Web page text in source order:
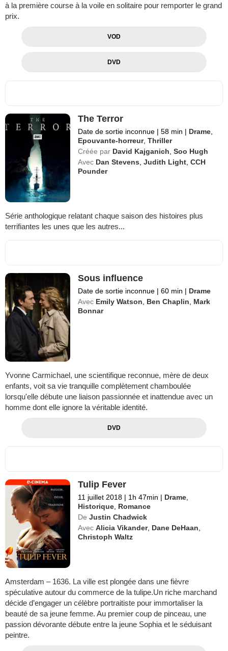
à la première course à la voile en solitaire pour remporter le grand
prix.
VOD
DVD
The Terror
Date de sortie inconnue | 58 min | Drame
Epouvante-horreur,Thriller
Créée par David Kajganich ,Soo Hugh
Avec Dan Stevens ,Judith Light ,CCH
Pounder
Série anthologique relatant chaque saison des histoires plus
terrifiantes les unes que les autres...
Sous influence
Date de sortie inconnue | 60 min | Drame
Avec Emily Watson Ben Chaplin
Mark
Bonnar
Yvonne Carmichael, une scientifique reconnue, mère de deux
enfants, voit sa vie tranquille complètement chamboulée
lorsqu'elle débute une liaison passionnée et inattendue avec un
homme dont elle ignore la véritable identité.
DVD
Tulip Fever
11 juillet 2018 | 1h 47min | Drame
Historique Romance
De Justin Chadwick
Avec Alicia Vikander, Dane DeHaan
Christoph Waltz
Amsterdam – 1636. La ville est plongée dans une fièvre
spéculative autour du commerce de la tulipe.Un riche marchand
décide d’engager un célèbre portraitiste pour immortaliser la
beauté de sa jeune femme. Au premier coup de pinceau, une
passion dévorante débute entre la jeune Sophia et le séduisant
peintre.